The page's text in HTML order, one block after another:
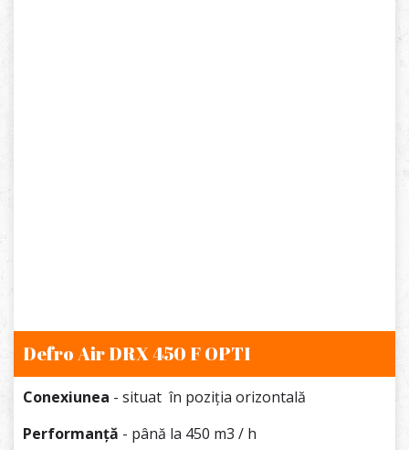
Defro Air DRX 450 F OPTI
Conexiunea - situat în poziția orizontală
Performanță - până la 450 m3 / h